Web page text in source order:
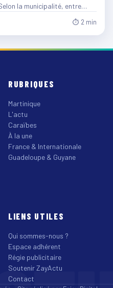
la municipalité, entre…
⏱ 2 min
RUBRIQUES
Martinique
L'actu
Caraïbes
À la une
France & Internationale
Guadeloupe & Guyane
LIENS UTILES
Qui sommes-nous ?
Espace adhérent
Régie publicitaire
Soutenir ZayActu
Contact